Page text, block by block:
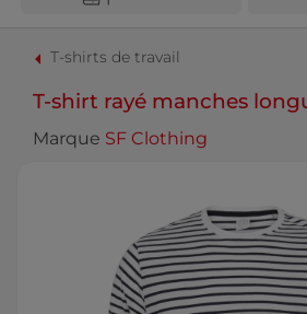
T-shirts de travail
T-shirt rayé manches
Marque SF Clothing